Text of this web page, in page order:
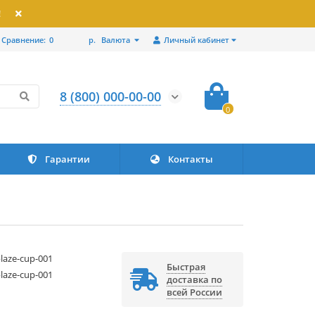
Личный кабинет
р. Валюта
Сравнение: 0
8 (800) 000-00-00
0
Гарантии Контакты
cup-001
cup-001
Быстрая
доставка по
всей России